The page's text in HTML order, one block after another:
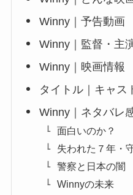
Winny｜予告動画
Winny｜監督・主
Winny｜映画情報
タイトル｜キャス
Winny｜ネタバレ
面白いのか？
失われた７年・
警察と日本の闇
Winnyの未来